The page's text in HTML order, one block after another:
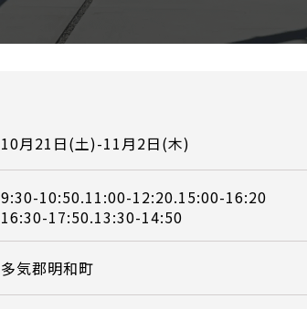
10月21日(土)-11月2日(木)
9:30-10:50.11:00-12:20.15:00-16:20
16:30-17:50.13:30-14:50
多気郡明和町